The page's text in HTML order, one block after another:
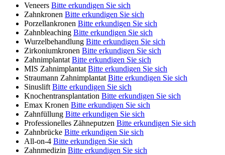
Veneers Bitte erkundigen Sie sich
Zahnkronen Bitte erkundigen Sie sich
Porzellankronen Bitte erkundigen Sie sich
Zahnbleaching Bitte erkundigen Sie sich
Wurzelbehandlung Bitte erkundigen Sie sich
Zirkoniumkronen Bitte erkundigen Sie sich
Zahnimplantat Bitte erkundigen Sie sich
MIS Zahnimplantat Bitte erkundigen Sie sich
Straumann Zahnimplantat Bitte erkundigen Sie sich
Sinuslift Bitte erkundigen Sie sich
Knochentransplantation Bitte erkundigen Sie sich
Emax Kronen Bitte erkundigen Sie sich
Zahnfüllung Bitte erkundigen Sie sich
Professionelles Zähneputzen Bitte erkundigen Sie sich
Zahnbrücke Bitte erkundigen Sie sich
All-on-4 Bitte erkundigen Sie sich
Zahnmedizin Bitte erkundigen Sie sich